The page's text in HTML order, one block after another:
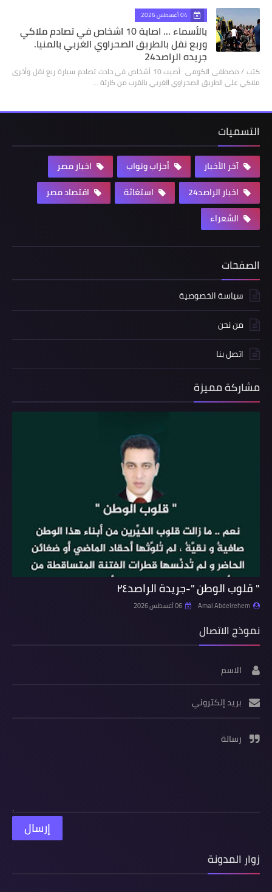
04 أغسطس 2026
بالأسماء ... اصابة 10 اشخاص في تصادم ملاكي
وربع نقل بالطريق الصحراوي الغربي بالمنيا.
جريده الراصد24
كتب / مصطفى الكومى أصيب 10 أشخاص في حادث تصادم سيارة ربع نقل وأخرى
ملاكي على الطريق الصحراوي الغربي بالقرب من كارتة …
التسميات
آخر الأخبار أحزاب ونواب
اخبار مصر
اخبار الراصد24
استغاثة
اقتصاد مصر
الشعراء
الصفحات
سياسة الخصوصية
من نحن
اتصل بنا
مشاركة مميزة
" قلوب الوطن "-جريدة الراصد٢٤
Amal Abdelrehem 06 أغسطس 2026
نموذج الاتصال
الاسم
بريد إلكتروني
رسالة
زوار المدونة